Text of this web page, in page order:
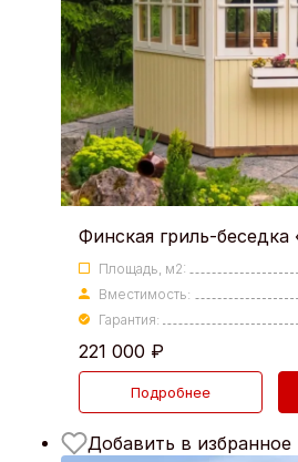
Финская гриль-
Площадь, м2:
Вместимость:
Гарантия:
221 000 ₽
Подробнее
Добавить в избранное